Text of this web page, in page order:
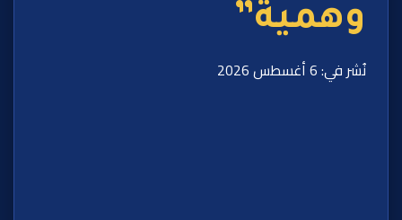
وهمية”
نُشر في: 6 أغسطس 2026